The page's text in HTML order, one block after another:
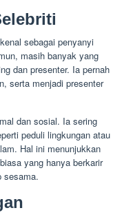
sebagai penyanyi
masih banyak yang
dan presenter. Ia pernah
serta menjadi presenter
dan sosial. Ia sering
peduli lingkungan atau
Hal ini menunjukkan
yang hanya berkarir
sesama.